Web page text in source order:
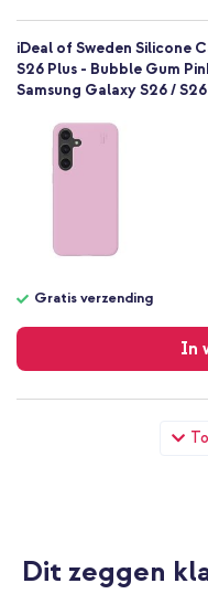
iDeal of Sweden Silicone
S26 Plus - Bubble Gum
Samsung Galaxy S26 /
Gratis verzending
In
verzending
iDeal of Sweden Silicone
S26 Plus - Bubble Gum
Dit zeggen